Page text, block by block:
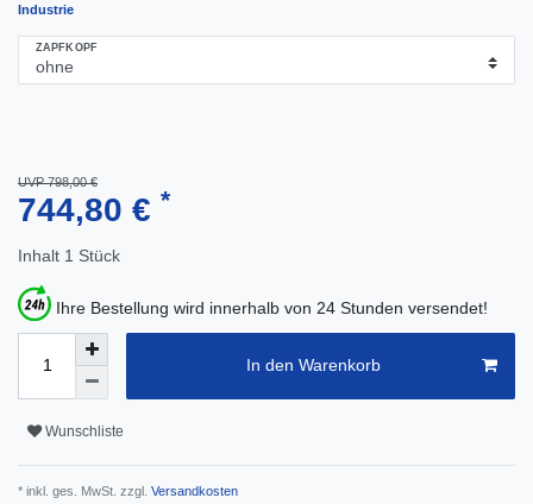
Industrie
ZAPFKOPF
UVP 798,00 €
744,80 € *
Inhalt 1 Stück
Ihre Bestellung wird innerhalb von 24 Stunden versendet!
In den Warenkorb
Wunschliste
* inkl. ges. MwSt. zzgl. Versandkosten